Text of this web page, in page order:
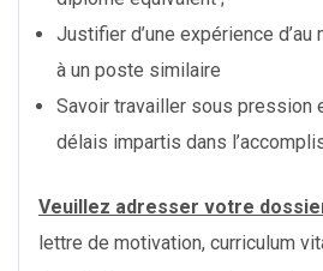
Justifier d’une expérience
à un poste similaire
Savoir travailler sous pression
délais impartis dans
Veuillez adresser votre
lettre de motivation, curriculum